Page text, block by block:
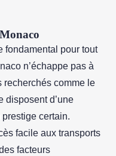
fondamental pour tout
n’échappe pas à
recherchés comme le
disposent d’une
certain.
facile aux transports
facteurs